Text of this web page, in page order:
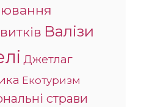
Валізи
Джетлаг
Екотуризм
страви